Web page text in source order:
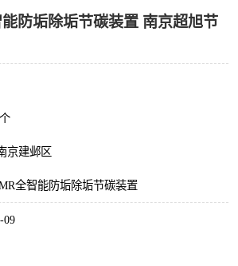
防垢除垢节碳装置 南京超旭节
京建邺区
全智能防垢除垢节碳装置
09